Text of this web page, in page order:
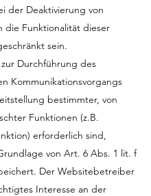
der Deaktivierung von
die Funktionalität dieser
sein.
Durchführung des
Kommunikationsvorgangs
bestimmter, von
Funktionen (z.B.
erforderlich sind,
von Art. 6 Abs. 1 lit. f
Der Websitebetreiber
Interesse an der